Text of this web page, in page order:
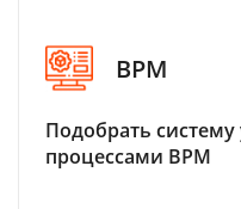
BPM
Подобрать
процессами BPM